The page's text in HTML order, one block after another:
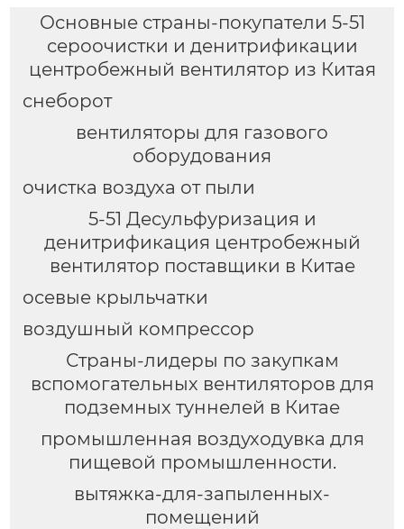
Основные страны-покупатели 5-51
сероочистки и денитрификации
центробежный вентилятор из Китая
снеборот
вентиляторы для газового
оборудования
очистка воздуха от пыли
5-51 Десульфуризация и
денитрификация центробежный
вентилятор поставщики в Китае
осевые крыльчатки
воздушный компрессор
Страны-лидеры по закупкам
вспомогательных вентиляторов для
подземных туннелей в Китае
промышленная воздуходувка для
пищевой промышленности.
вытяжка-для-запыленных-
помещений